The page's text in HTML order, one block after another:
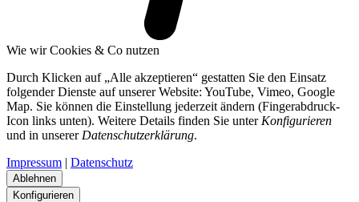
Wie wir Cookies & Co nutzen
Durch Klicken auf „Alle akzeptieren“ gestatten Sie den Einsatz
folgender Dienste auf unserer Website: YouTube, Vimeo, Google
Map. Sie können die Einstellung jederzeit ändern (Fingerabdruck-
Icon links unten). Weitere Details finden Sie unter Konfigurieren
und in unserer Datenschutzerklärung.
Impressum | Datenschutz
Ablehnen
Konfigurieren